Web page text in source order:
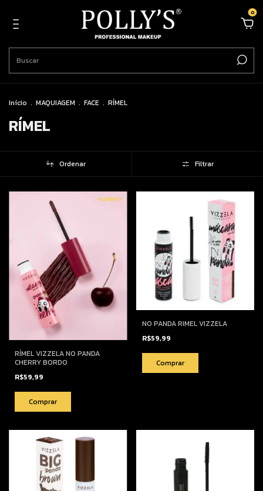
0
Início . MAQUIAGEM . FACE . RÍMEL
RÍMEL
Ordenar Filtrar
RÍMEL VIZZELA NO PANDA
CHERRY BORDO
R$59,99
NO PANDA RIMEL VIZZELA
R$59,99